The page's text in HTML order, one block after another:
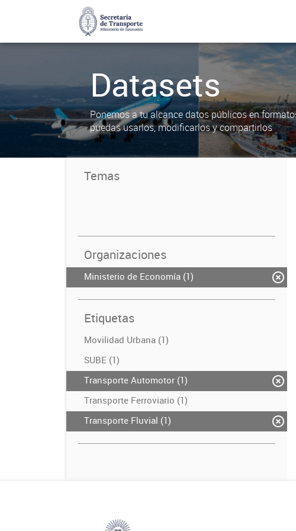
Datasets
Ponemos a tu alcance datos públicos en
puedas usarlos, modificarlos y compartirlos
Temas
Organizaciones
Ministerio de Economía (1)
Etiquetas
Movilidad Urbana (1)
SUBE (1)
Transporte Automotor (1)
Transporte Ferroviario (1)
Transporte Fluvial (1)